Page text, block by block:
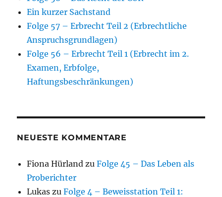
Ein kurzer Sachstand
Folge 57 – Erbrecht Teil 2 (Erbrechtliche
Anspruchsgrundlagen)
Folge 56 – Erbrecht Teil 1 (Erbrecht im 2.
Examen, Erbfolge,
Haftungsbeschränkungen)
NEUESTE KOMMENTARE
Fiona Hürland zuFolge 45 – Das Leben als
Proberichter
Lukas zuFolge 4 – Beweisstation Teil 1: